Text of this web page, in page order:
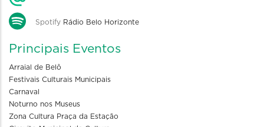
Spotify Rádio Belo Horizonte
Principais Eventos
Arraial de Belô
Festivais Culturais Municipais
Carnaval
Noturno nos Museus
Zona Cultura Praça da Estação